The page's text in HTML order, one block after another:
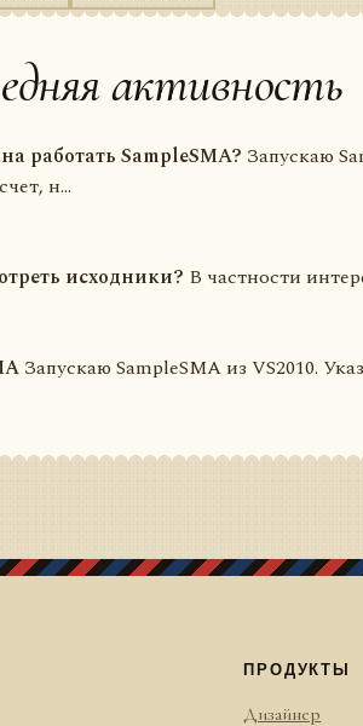
активность
работать SampleSMA? Запускаю
н...
исходники? В частности
Запускаю SampleSMA из VS2010.
ПРОДУКТЫ
Дизайнер